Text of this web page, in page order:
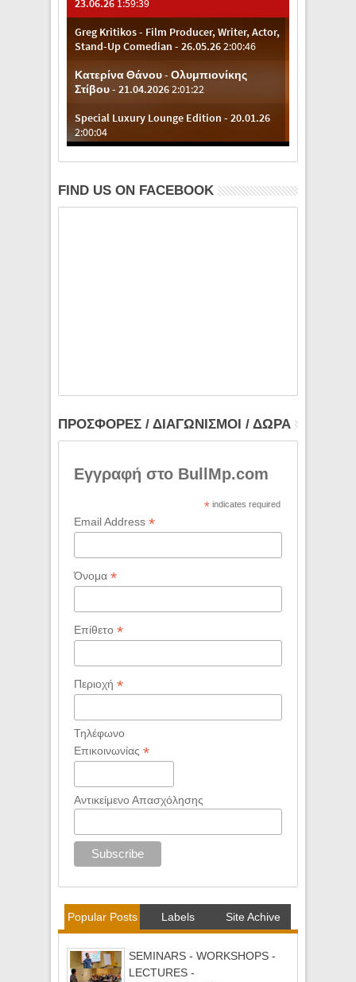
FIND US ON FACEBOOK
ΠΡΟΣΦΟΡΕΣ / ΔΙΑΓΩΝΙΣΜΟΙ / ΔΩΡΑ
Εγγραφή στο BullMp.com
*indicates required
Email Address *
Όνομα *
Επίθετο *
Περιοχή *
Τηλέφωνο
Επικοινωνίας *
Αντικείμενο Απασχόλησης
Popular Posts Labels Site Achive
SEMINARS - WORKSHOPS -
LECTURES -